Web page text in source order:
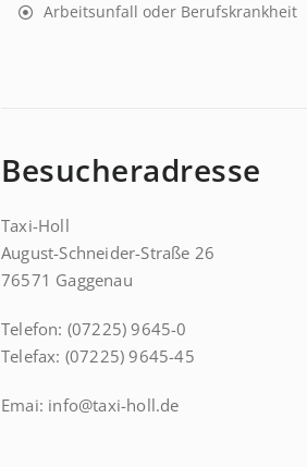
Arbeitsunfall oder Berufskrankheit
Besucheradresse
Taxi-Holl
August-Schneider-Straße 26
76571 Gaggenau
Telefon: (07225) 9645-0
Telefax: (07225) 9645-45
Emai: info@taxi-holl.de